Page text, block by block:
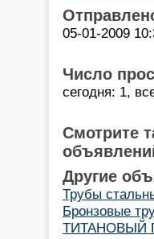
05-01-2009
Число
сегодня: 1,
Смотрите
Другие
Трубы
Бронзовые
ТИТАНОВЫЙ